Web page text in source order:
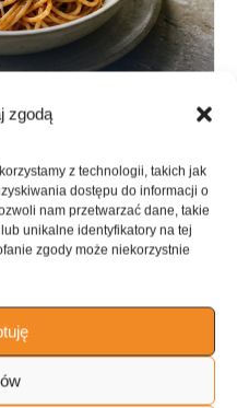
zgodą
z technologii, takich jak
dostępu do informacji o
nam przetwarzać dane, takie
unikalne identyfikatory na tej
zgody może niekorzystnie
GOTOWANIE
1 h
KATEGORIA